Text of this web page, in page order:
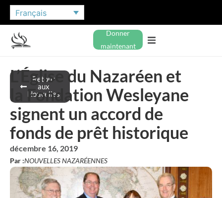
Français
Donner
maintenant
Retour
aux
Nouvelles
L’Église du Nazaréen et
la Fondation Wesleyane
signent un accord de
fonds de prêt historique
décembre 16, 2019
Par :NOUVELLES NAZARÉENNES